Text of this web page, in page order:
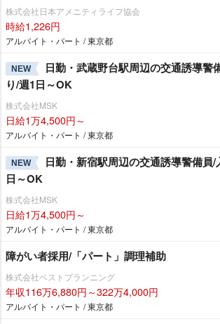
株式会社日本アメニティライフ協会
時給1,226円
アルバイト・パート / 東京都
NEW
日勤・武蔵野台駅周辺の交通誘導警
り/週1日～OK
株式会社MSK
日給1万4,500円～
アルバイト・パート / 東京都
NEW
日勤・新宿駅周辺の交通誘導警備員/
日～OK
株式会社MSK
日給1万4,500円～
アルバイト・パート / 東京都
障がい者採用/「パート」調理補助
株式会社ベストプランニング
年収116万6,880円～322万4,000円
アルバイト・パート / 東京都